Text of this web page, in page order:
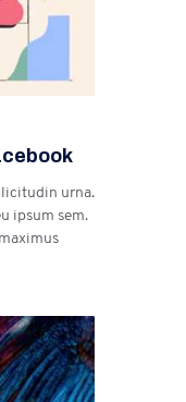
urna.
ipsum sem.